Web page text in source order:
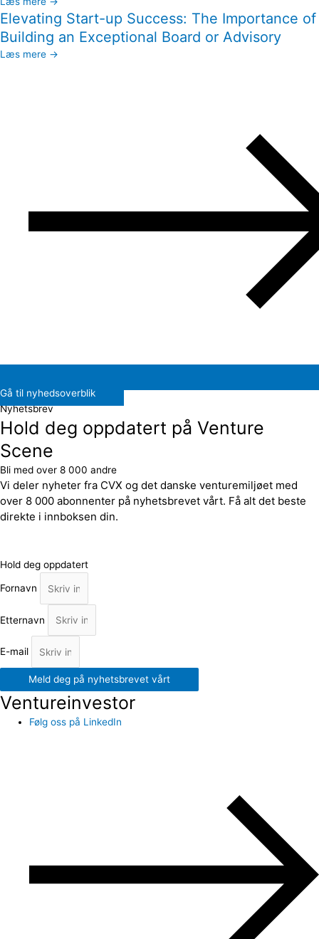
Elevating Start-up Success: The Importance of
Building an Exceptional Board or Advisory
Læs mere →
Gå til nyhedsoverblik
Nyhetsbrev
Hold deg oppdatert på Venture
Scene
Bli med over 8 000 andre
Vi deler nyheter fra CVX og det danske venturemiljøet med
over 8 000 abonnenter på nyhetsbrevet vårt. Få alt det beste
direkte i innboksen din.
Hold deg oppdatert
Fornavn
Etternavn
E-mail
Meld deg på nyhetsbrevet vårt
Ventureinvestor
Følg oss på LinkedIn